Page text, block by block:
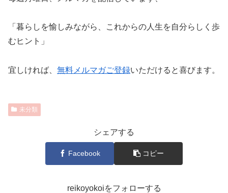
「暮らしを愉しみながら、これからの人生を自分らしく歩
むヒント」
宜しければ、 無料メルマガご登録いただけると喜びます。
未分類
シェアする
Facebook コピー
reikoyokoiをフォローする